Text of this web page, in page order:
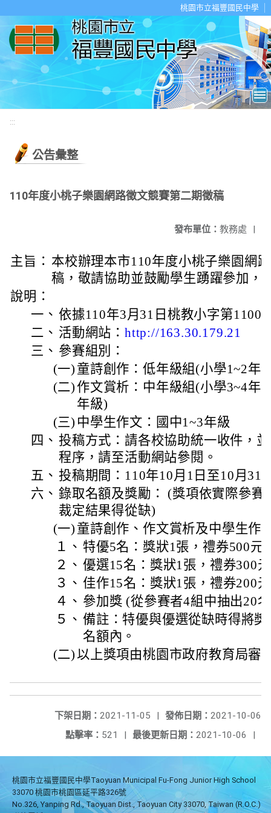
桃園市立福豐國民中學
:::
公告彙整
110年度小桃子樂園網路徵文競賽第二期徵稿
發布單位： 教務處 |
主旨： 本校辦理本市110年度小桃子樂園網
稿，敬請協助並鼓勵學生踴躍參加，
說明：
一、 依據110年3月31日桃教小字第
二、 活動網站： http://163.30.179.21
三、 參賽組別：
(一) 童詩創作：低年級組(小學1~2年
(二) 作文賞析：中年級組(小學3~4年
年級)
(三) 中學生作文：國中1~3年級
四、 投稿方式：請各校協助統一收件，
程序，請至活動網站參閱。
五、 投稿期間：110年10月1日至10月31
六、 錄取名額及獎勵： (獎項依實際參賽
裁定結果得從缺)
(一) 童詩創作、作文賞析及中學生作
１、 特優5名：獎狀1張，禮券500元
２、 優選15名：獎狀1張，禮券300
３、 佳作15名：獎狀1張，禮券200
４、 參加獎 (從參賽者4組中抽出20
５、 備註：特優與優選從缺時得將
名額內。
(二) 以上獎項由桃園市政府教育局審
發佈日期： 2021-10-06
下架日期： 2021-11-05
|
最後更新日期： 2021-10-06 |
點擊率： 521 |
桃園市立福豐國民中學Taoyuan Municipal Fu-Fong Junior High School
33070 桃園市桃園區延平路326號
No.326, Yanping Rd., Taoyuan Dist., Taoyuan City 33070, Taiwan (R.O.C.)